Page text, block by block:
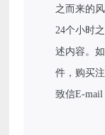
之而来的
24个小时
述内容。
件，购买
致信E-mail